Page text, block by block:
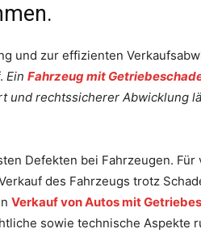
und zur effizienten
Ein Fahrzeug mit
und rechtssicherer Abwicklung
Defekten bei Fahrzeugen.
des Fahrzeugs trotz
Verkauf von Autos mit
sowie technische Aspekte